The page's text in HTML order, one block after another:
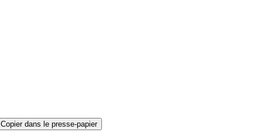
Copier dans le presse-papier